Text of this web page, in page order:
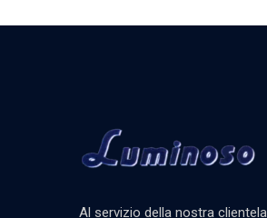
Al servizio della nostra